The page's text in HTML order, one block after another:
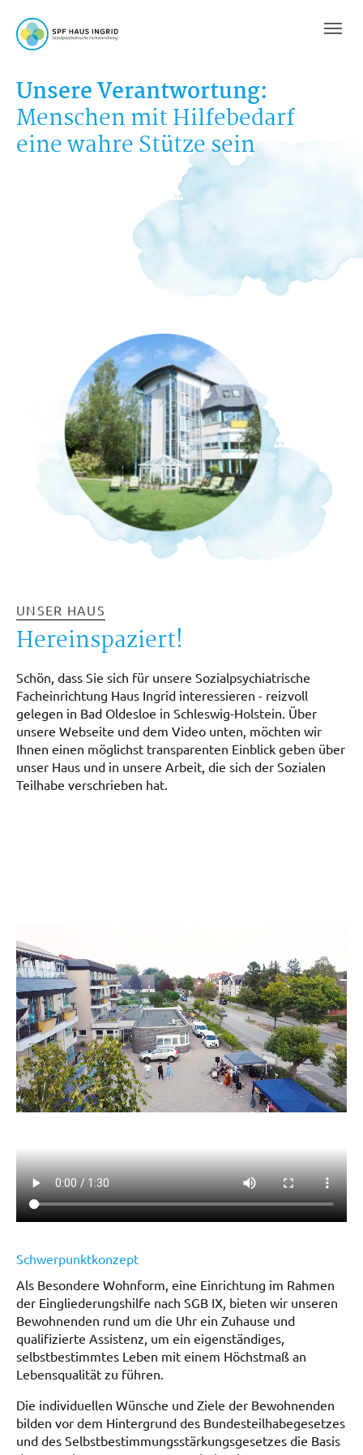
Unsere Verantwortung:
Menschen mit Hilfebedarf
eine wahre Stütze sein
Hereinspaziert!
UNSER HAUS
Schön, dass Sie sich für unsere Sozialpsychiatrische
Facheinrichtung Haus Ingrid interessieren - reizvoll
gelegen in Bad Oldesloe in Schleswig-Holstein. Über
unsere Webseite und dem Video unten, möchten wir
Ihnen einen möglichst transparenten Einblick geben über
unser Haus und in unsere Arbeit, die sich der Sozialen
Teilhabe verschrieben hat.
Schwerpunktkonzept
Als Besondere Wohnform, eine Einrichtung im Rahmen
der Eingliederungshilfe nach SGB IX, bieten wir unseren
Bewohnenden rund um die Uhr ein Zuhause und
qualifizierte Assistenz, um ein eigenständiges,
selbstbestimmtes Leben mit einem Höchstmaß an
Lebensqualität zu führen.
Die individuellen Wünsche und Ziele der Bewohnenden
bilden vor dem Hintergrund des Bundesteilhabegesetzes
und des Selbstbestimmungsstärkungsgesetzes die Basis